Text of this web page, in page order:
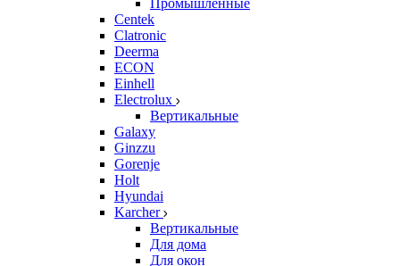
Промышленные
Centek
Clatronic
Deerma
ECON
Einhell
Electrolux
Вертикальные
Galaxy
Ginzzu
Gorenje
Holt
Hyundai
Karcher
Вертикальные
Для дома
Для окон